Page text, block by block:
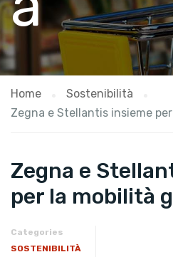
Home
Sostenibilità
Zegna e Stellantis insieme
Zegna e
per la mobilità
Categories
SOSTENIBILITÀ